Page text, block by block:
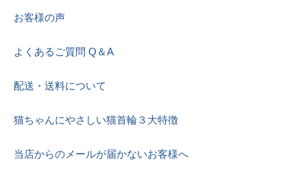
お客様の声
よくあるご質問 Q＆A
配送・送料について
猫ちゃんにやさしい猫首輪３大特徴
当店からのメールが届かないお客様へ